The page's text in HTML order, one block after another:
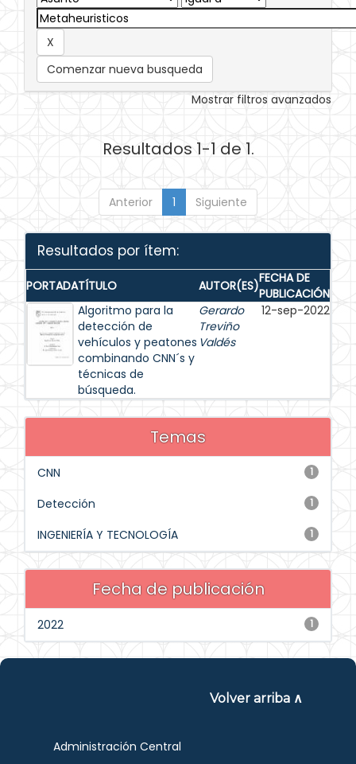
Comenzar nueva busqueda
Mostrar filtros avanzados
Resultados 1-1 de 1.
Anterior 1 Siguiente
Resultados por ítem:
PORTADATÍTULO AUTOR(ES)FECHA DE
PUBLICACIÓN
Algoritmo para la
detección de
vehículos y peatones
combinando CNN´s y
técnicas de
búsqueda.
Gerardo
Treviño
Valdés
12-sep-2022
Temas
1
CNN
1
Detección
1
INGENIERÍA Y TECNOLOGÍA
Fecha de publicación
1
2022
Volver arriba ∧
Administración Central